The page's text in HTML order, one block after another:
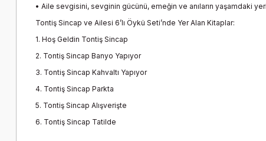
• Aile sevgisini, sevginin gücünü, emeğin ve anıların yaşamdaki
Tontiş Sincap ve Ailesi 6’lı Öykü Seti’nde Yer Alan Kitaplar:
1. Hoş Geldin Tontiş Sincap
2. Tontiş Sincap Banyo Yapıyor
3. Tontiş Sincap Kahvaltı Yapıyor
4. Tontiş Sincap Parkta
5. Tontiş Sincap Alışverişte
6. Tontiş Sincap Tatilde